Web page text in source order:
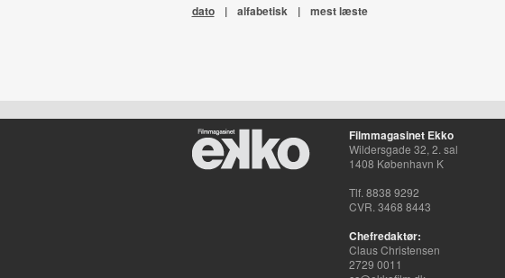
dato | alfabetisk | mest læste
Filmmagasinet Ekko
Wildersgade 32, 2. sal
1408 København K
Tlf. 8838 9292
CVR. 3468 8443
Chefredaktør:
Claus Christensen
2729 0011